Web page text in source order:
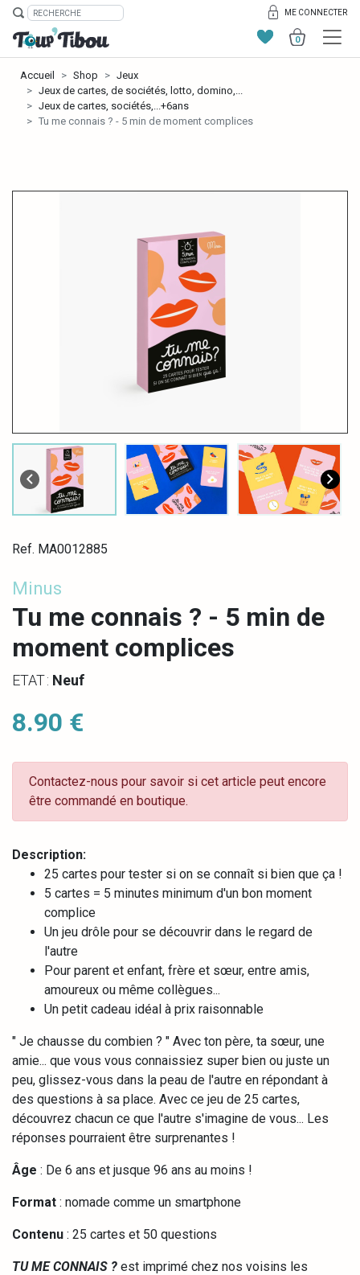
ME CONNECTER
0
Accueil Shop
Jeux
Jeux de cartes, de sociétés, lotto, domino,...
Jeux de cartes, sociétés,...+6ans
Tu me connais ? - 5 min de moment complices
Ref. MA0012885
Minus
Tu me connais ? - 5 min de
moment complices
ETAT : Neuf
8.90 €
Contactez-nous pour savoir si cet article peut encore
être commandé en boutique.
Description:
25 cartes pour tester si on se connaît si bien que ça !
5 cartes = 5 minutes minimum d'un bon moment
complice
Un jeu drôle pour se découvrir dans le regard de
l'autre
Pour parent et enfant, frère et sœur, entre amis,
amoureux ou même collègues...
Un petit cadeau idéal à prix raisonnable
" Je chausse du combien ? " Avec ton père, ta sœur, une
amie... que vous vous connaissiez super bien ou juste un
peu, glissez-vous dans la peau de l'autre en répondant à
des questions à sa place. Avec ce jeu de 25 cartes,
découvrez chacun ce que l'autre s'imagine de vous... Les
réponses pourraient être surprenantes !
Âge : De 6 ans et jusque 96 ans au moins !
Format : nomade comme un smartphone
Contenu : 25 cartes et 50 questions
TU ME CONNAIS ? est imprimé chez nos voisins les